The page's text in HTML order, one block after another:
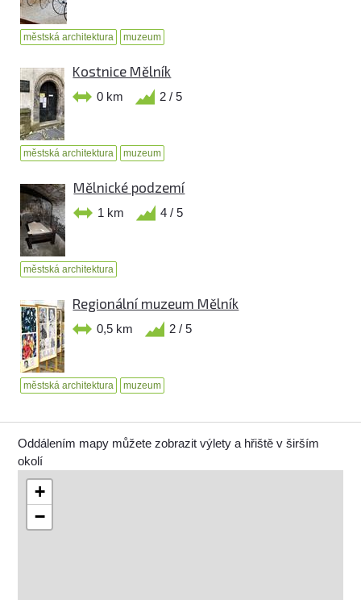
městská architektura muzeum
Kostnice Mělník
0 km 2 / 5
městská architektura muzeum
Mělnické podzemí
1 km 4 / 5
městská architektura
Regionální muzeum Mělník
0,5 km 2 / 5
městská architektura muzeum
Oddálením mapy můžete zobrazit výlety a hřiště v širším
okolí
+
−